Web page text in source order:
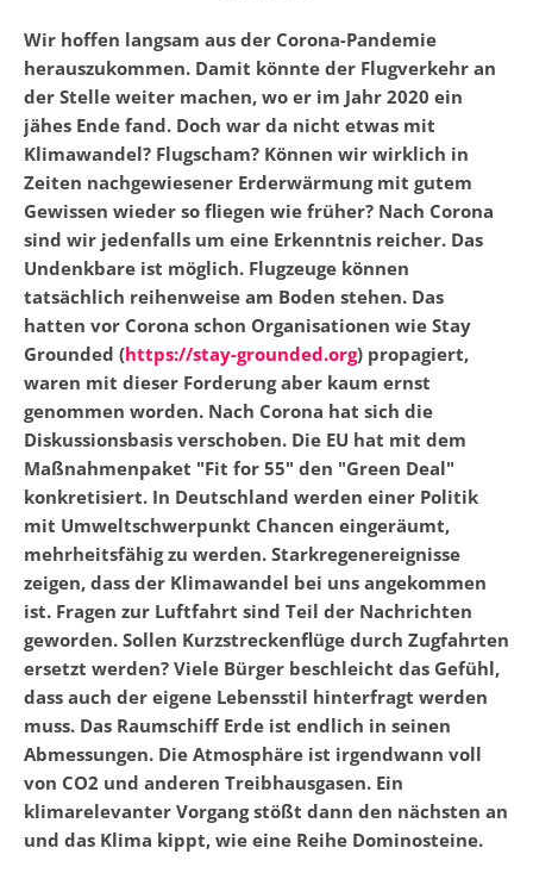
Wir hoffen langsam aus der Corona-Pandemie
herauszukommen. Damit könnte der Flugverkehr an
der Stelle weiter machen, wo er im Jahr 2020 ein
jähes Ende fand. Doch war da nicht etwas mit
Klimawandel? Flugscham? Können wir wirklich in
Zeiten nachgewiesener Erderwärmung mit gutem
Gewissen wieder so fliegen wie früher? Nach Corona
sind wir jedenfalls um eine Erkenntnis reicher. Das
Undenkbare ist möglich. Flugzeuge können
tatsächlich reihenweise am Boden stehen. Das
hatten vor Corona schon Organisationen wie Stay
Grounded (https://stay-grounded.org) propagiert,
waren mit dieser Forderung aber kaum ernst
genommen worden. Nach Corona hat sich die
Diskussionsbasis verschoben. Die EU hat mit dem
Maßnahmenpaket "Fit for 55" den "Green Deal"
konkretisiert. In Deutschland werden einer Politik
mit Umweltschwerpunkt Chancen eingeräumt,
mehrheitsfähig zu werden. Starkregenereignisse
zeigen, dass der Klimawandel bei uns angekommen
ist. Fragen zur Luftfahrt sind Teil der Nachrichten
geworden. Sollen Kurzstreckenflüge durch Zugfahrten
ersetzt werden? Viele Bürger beschleicht das Gefühl,
dass auch der eigene Lebensstil hinterfragt werden
muss. Das Raumschiff Erde ist endlich in seinen
Abmessungen. Die Atmosphäre ist irgendwann voll
von CO2 und anderen Treibhausgasen. Ein
klimarelevanter Vorgang stößt dann den nächsten an
und das Klima kippt, wie eine Reihe Dominosteine.